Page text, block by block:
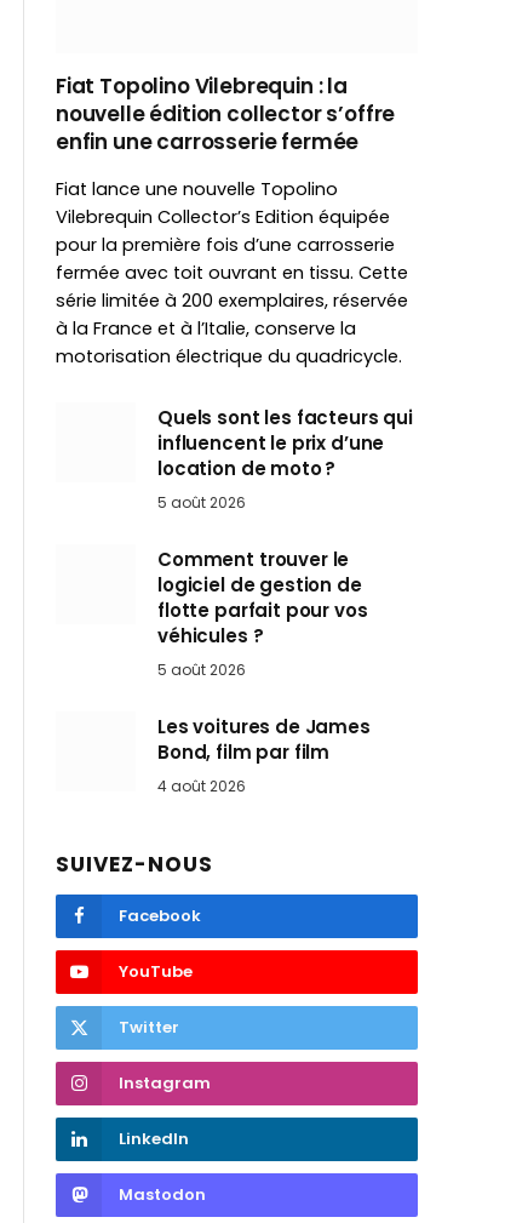
Fiat Topolino Vilebrequin : la
nouvelle édition collector s’offre
enfin une carrosserie fermée
Fiat lance une nouvelle Topolino
Vilebrequin Collector’s Edition équipée
pour la première fois d’une carrosserie
fermée avec toit ouvrant en tissu. Cette
série limitée à 200 exemplaires, réservée
à la France et à l’Italie, conserve la
motorisation électrique du quadricycle.
Quels sont les facteurs qui
influencent le prix d’une
location de moto ?
5 août 2026
Comment trouver le
logiciel de gestion de
flotte parfait pour vos
véhicules ?
5 août 2026
Les voitures de James
Bond, film par film
4 août 2026
SUIVEZ-NOUS
Facebook
YouTube
Twitter
Instagram
LinkedIn
Mastodon